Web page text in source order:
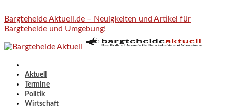
Bargteheide Aktuell.de – Neuigkeiten und Artikel für
Bargteheide und Umgebung!
Aktuell
Termine
Politik
Wirtschaft